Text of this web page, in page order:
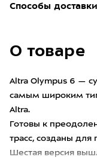
Способы доставки
О товаре
Altra Olympus 6 —
самым широким
Altra.
Готовы к
трасс, созданы
Шестая версия